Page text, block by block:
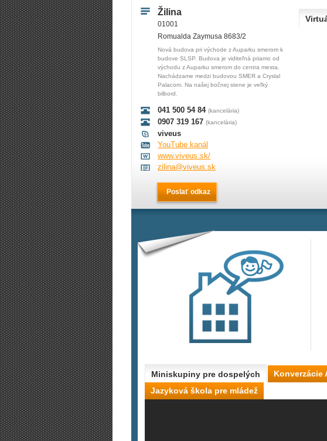
Žilina
01001
Romualda Zaymusa 8683/2
Nová budova pri východe z Auparku smerom k
budove SLSP. Budova je viditeľná priamo od
východu z Auparku smerom do centra mesta.
Nachádzame medzi budovou SMER a Cryslal
Palacom. Na našej bočnej stene je veľký
bilbord.
041 500 54 84 (kancelária)
0907 319 167 (kancelária)
viveus
YouTube kanál
www.viveus.sk/
zilina@viveus.sk
Poslať odkaz
Miniskupiny pre dospelých Konverzácie
Jazyková škola pre mládež